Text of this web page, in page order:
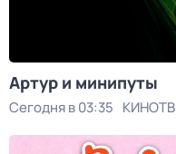
Артур и минипуты
Сегодня в 03:35 КИНОТВ